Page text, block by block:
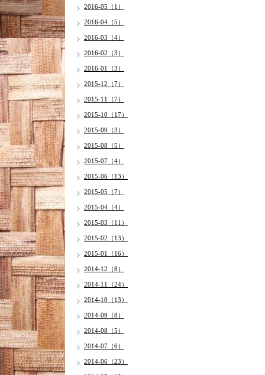
2016-05（1）
2016-04（5）
2016-03（4）
2016-02（3）
2016-01（3）
2015-12（7）
2015-11（7）
2015-10（17）
2015-09（3）
2015-08（5）
2015-07（4）
2015-06（13）
2015-05（7）
2015-04（4）
2015-03（11）
2015-02（13）
2015-01（16）
2014-12（8）
2014-11（24）
2014-10（13）
2014-09（8）
2014-08（5）
2014-07（6）
2014-06（23）